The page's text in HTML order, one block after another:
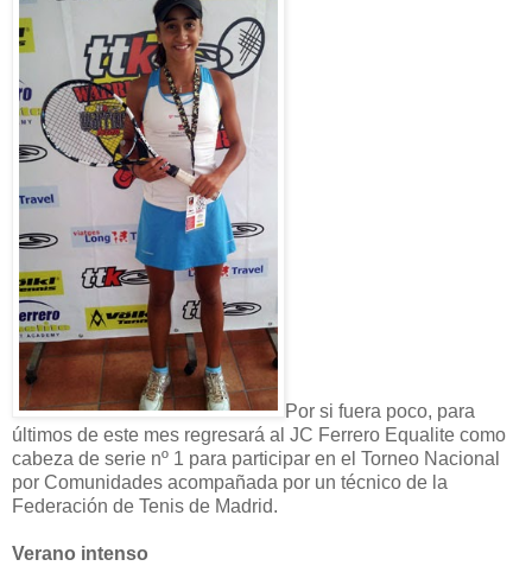
Por si fuera poco, para
últimos de este mes regresará al JC Ferrero Equalite como
cabeza de serie nº 1 para participar en el Torneo Nacional
por Comunidades acompañada por un técnico de la
Federación de Tenis de Madrid.
Verano intenso